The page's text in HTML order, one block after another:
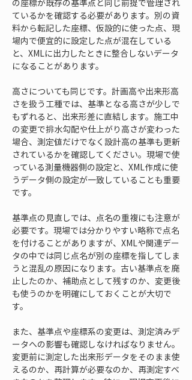
の座標が既存の基準点と同じ前提で管理され
ているかを確認する必要があります。別の資
料から転記した座標、仮設的に使った点、現
場内で便宜的に設定した点が混在している
と、XMLに出力したときに整合しないデータ
になることがあります。
高さについても同じです。計画高や出来形高
さを扱う工種では、基準となる高さが少しで
もずれると、出来形差に直結します。施工中
の変更で排水勾配や仕上がり高さが変わった
場合、測定値だけでなく設計高の基準も更新
されているかを確認してください。現場で使
っている測量機器側の設定と、XML作成に使
うデータ側の設定が一致していることも重要
です。
基準点の見直しでは、点名の重複にも注意が
必要です。現場では分かりやすい略称で点名
を付けることがありますが、XMLや関連デー
タの中では同じ点名が別の座標を指してしま
うと混乱の原因になります。古い基準点を廃
止したのか、補助点として残すのか、変更後
も使うのかを明確にしておくことが大切で
す。
また、基準点や座標系の変更は、測定済みデ
ータへの影響も確認しなければなりません。
変更前に測定した出来形データをそのまま使
えるのか、再計算が必要なのか、再測定すべ